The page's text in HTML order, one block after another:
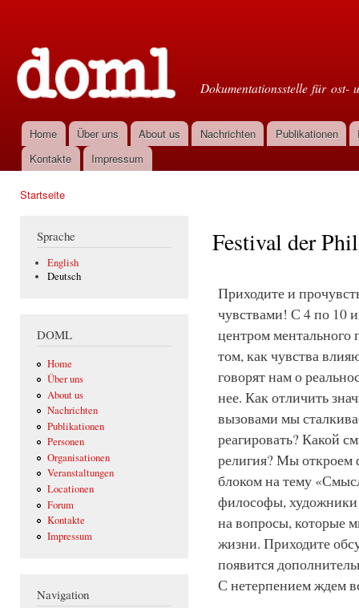
Dokumentationsstelle für ost-
Hauptmenü
Home Über uns About us Nachrichten Publikationen
Kontakte
Impressum
Startseite
Sprache
English
Deutsch
DOML
Home
Über uns
About us
Nachrichten
Publikationen
Personen
Organisationen
Veranstaltungen
Locationen
Forum
Kontakte
Impressum
Navigation
Festival der
Приходите и
чувствами! С 4 по 10
центром
том, как чувства
говорят нам о
нее. Как отличить
вызовами мы
реагировать? Какой
религия? Мы откроем
блоком на тему
философы, художники
на вопросы, которые
жизни. Приходите
появится
С нетерпением ждем